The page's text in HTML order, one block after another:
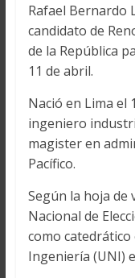
Rafael Bernardo
candidato de
de la República
11 de abril.
Nació en Lima el
ingeniero
magister en
Pacífico.
Según la hoja de
Nacional de
como
Ingeniería (UNI)